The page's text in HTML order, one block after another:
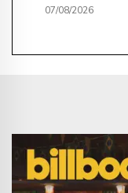
07/08/2026